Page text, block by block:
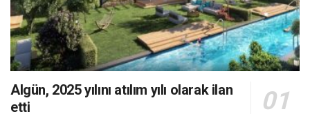
Algün, 2025 yılını atılım yılı olarak ilan
etti